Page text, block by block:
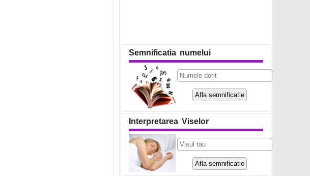
Semnificatia numelui
Interpretarea Viselor